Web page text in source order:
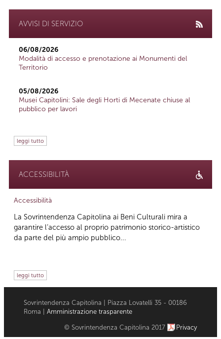
AVVISI DI SERVIZIO
06/08/2026
Modalità di accesso e prenotazione ai Monumenti del
Territorio
05/08/2026
Musei Capitolini: Sale degli Horti di Mecenate chiuse al
pubblico per lavori
leggi tutto
ACCESSIBILITÀ
Accessibilità
La Sovrintendenza Capitolina ai Beni Culturali mira a
garantire l’accesso al proprio patrimonio storico-artistico
da parte del più ampio pubblico...
leggi tutto
Sovrintendenza Capitolina | Piazza Lovatelli 35 - 00186
Roma | Amministrazione trasparente
© Sovrintendenza Capitolina 2017 Privacy